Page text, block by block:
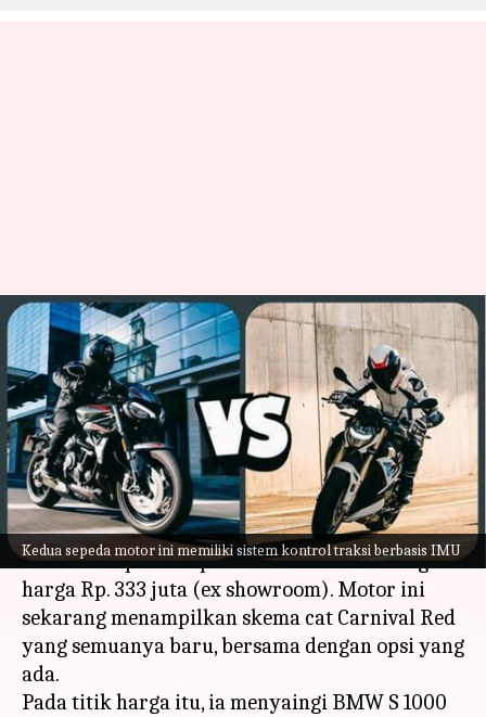
Kedua sepeda motor ini memiliki sistem kontrol traksi berbasis IMU
Bisakah Triumph Speed ​​Triple
RS mengalahkan BMW S 1000
R?
menulis Bob Jul 10, 2023 10:28 am
Apa ceritanya
Triumph Motorcycles telah mengungkap iterasi
2024 dari Speed ​​​​Triple 1200 RS di India dengan
harga Rp. 333 juta (ex showroom). Motor ini
sekarang menampilkan skema cat Carnival Red
yang semuanya baru, bersama dengan opsi yang
ada.
Pada titik harga itu, ia menyaingi BMW S 1000